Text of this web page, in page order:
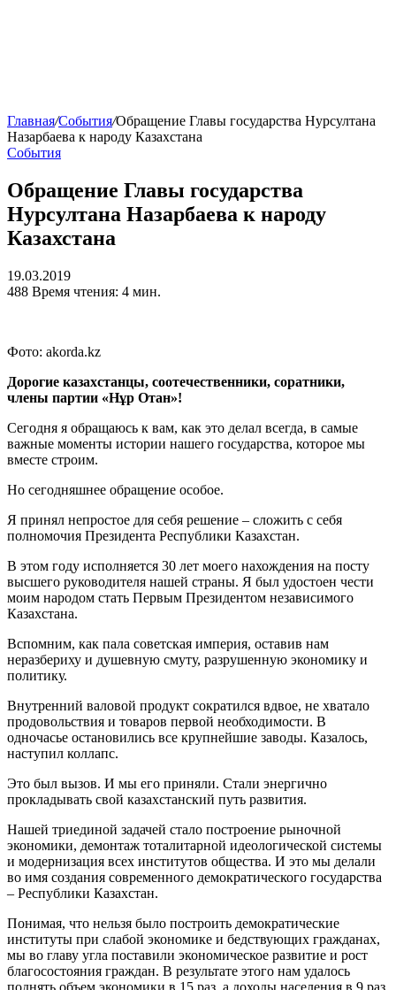
Главная/События/Обращение Главы государства Нурсултана
Назарбаева к народу Казахстана
События
Обращение Главы государства
Нурсултана Назарбаева к народу
Казахстана
19.03.2019
488 Время чтения: 4 мин.
Фото: akorda.kz
Дорогие казахстанцы, соотечественники, соратники,
члены партии «Нұр Отан»!
Сегодня я обращаюсь к вам, как это делал всегда, в самые
важные моменты истории нашего государства, которое мы
вместе строим.
Но сегодняшнее обращение особое.
Я принял непростое для себя решение – сложить с себя
полномочия Президента Республики Казахстан.
В этом году исполняется 30 лет моего нахождения на посту
высшего руководителя нашей страны. Я был удостоен чести
моим народом стать Первым Президентом независимого
Казахстана.
Вспомним, как пала советская империя, оставив нам
неразбериху и душевную смуту, разрушенную экономику и
политику.
Внутренний валовой продукт сократился вдвое, не хватало
продовольствия и товаров первой необходимости. В
одночасье остановились все крупнейшие заводы. Казалось,
наступил коллапс.
Это был вызов. И мы его приняли. Стали энергично
прокладывать свой казахстанский путь развития.
Нашей триединой задачей стало построение рыночной
экономики, демонтаж тоталитарной идеологической системы
и модернизация всех институтов общества. И это мы делали
во имя создания современного демократического государства
– Республики Казахстан.
Понимая, что нельзя было построить демократические
институты при слабой экономике и бедствующих гражданах,
мы во главу угла поставили экономическое развитие и рост
благосостояния граждан. В результате этого нам удалось